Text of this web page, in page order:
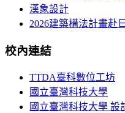
漢象設計
2026建築構法計畫赴
校內連結
TTDA臺科數位工坊
國立臺灣科技大學
國立臺灣科技大學 設